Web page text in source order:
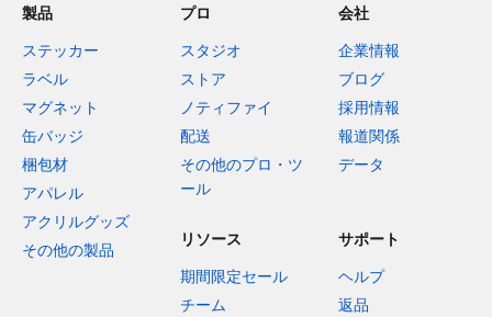
製品
ステッカー
ラベル
マグネット
缶バッジ
梱包材
アパレル
アクリルグッズ
その他の製品
プロ
スタジオ
ストア
ノティファイ
配送
その他のプロ・ツ
ール
会社
企業情報
ブログ
採用情報
報道関係
データ
リソース
期間限定セール
チーム
サポート
ヘルプ
返品